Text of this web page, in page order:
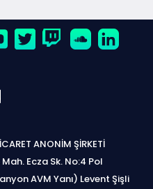
ANONİM ŞİRKETİ
Ecza Sk. No:4 Pol
AVM Yanı) Levent Şişli